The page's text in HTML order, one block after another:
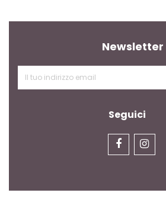
Newsletter
Seguici